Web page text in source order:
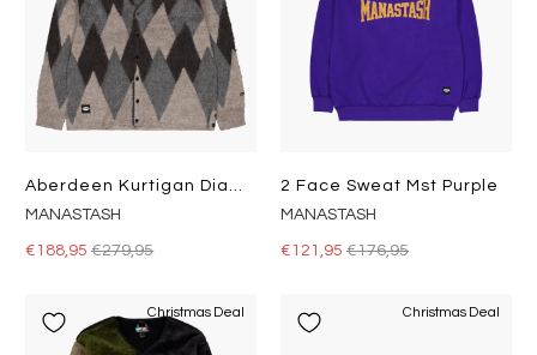
Aberdeen Kurtigan Diamond Black
MANASTASH
€188,95€279,95
2 Face Sweat Mst Purple
MANASTASH
€121,95 €176,95
Christmas Deal Christmas Deal